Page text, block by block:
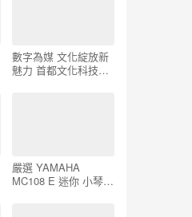
數字為媒 文化綻放新
魅力 首都文化科技融
嚴選 YAMAHA
MC108 E 迷你 小琴